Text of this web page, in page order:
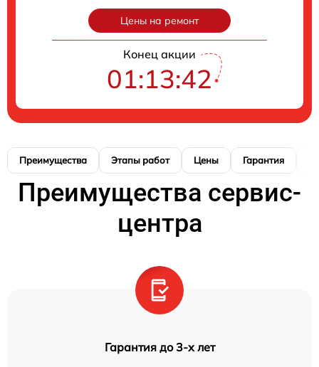
Цены на ремонт
Конец акции
01:13:41
Преимущества Этапы работ Цены Гарантия
Преимущества сервис-
центра
Гарантия до 3-х лет